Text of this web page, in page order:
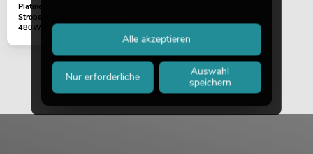
Platine (Display) LED Mega
Strobe 768 Bar (AT-
480W-V11.PCB)
Nur erforderliche
Auswahl
speichern
Alle akzeptieren